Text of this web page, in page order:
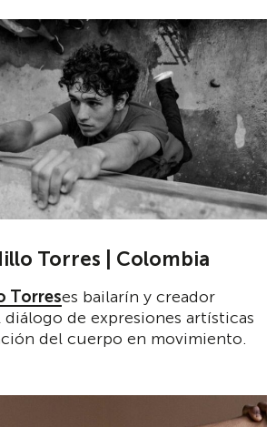
Torres | Colombia
Torreses bailarín y creador
de expresiones artísticas
del cuerpo en movimiento.